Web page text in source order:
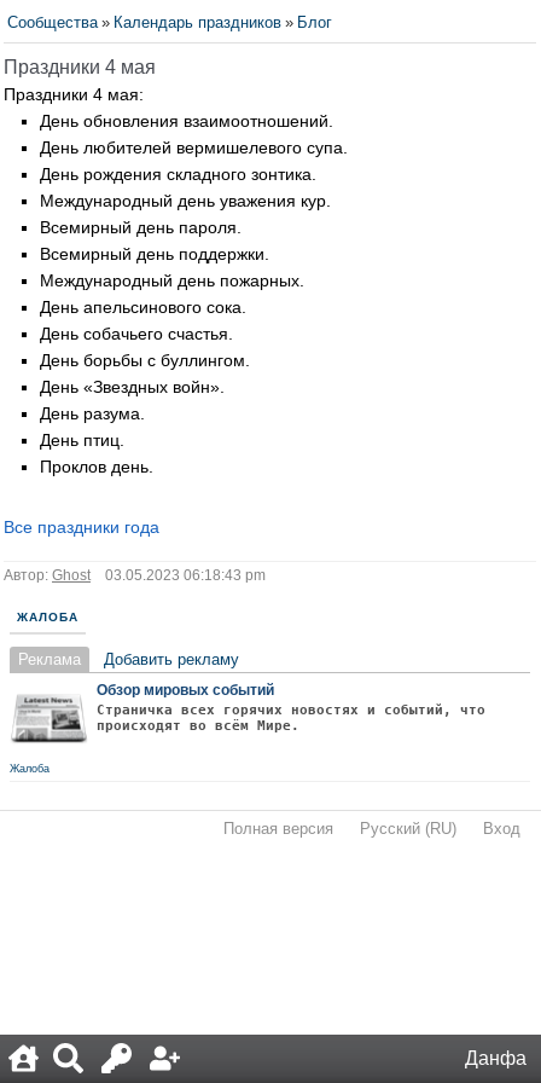
Данфа
Сообщества » Календарь праздников » Блог
Праздники 4 мая
Праздники 4 мая:
День обновления взаимоотношений.
День любителей вермишелевого супа.
День рождения складного зонтика.
Международный день уважения кур.
Всемирный день пароля.
Всемирный день поддержки.
Международный день пожарных.
День апельсинового сока.
День собачьего счастья.
День борьбы с буллингом.
День «Звездных войн».
День разума.
День птиц.
Проклов день.
Все праздники года
Автор: Ghost03.05.2023 06:18:43 pm
ЖАЛОБА
Реклама Добавить рекламу
Обзор мировых событий
Страничка всех горячих новостях и событий, что
происходят во всём Мире.
Жалоба
Полная версия Русский (RU) Вход